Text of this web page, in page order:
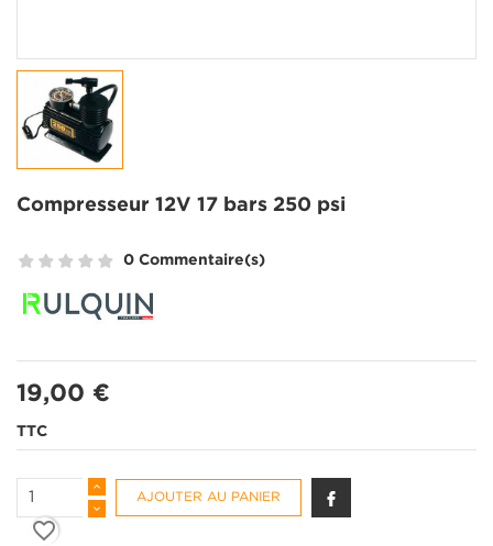
Compresseur 12V 17 bars 250 psi
0 Commentaire(s)
19,00 €
TTC
AJOUTER AU PANIER
favorite_border